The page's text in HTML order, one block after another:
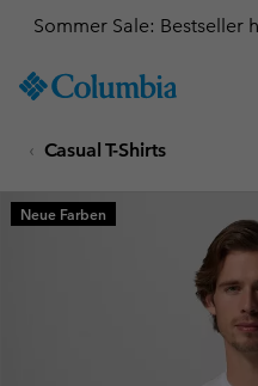
TO
SKIP
MAIN
NAV
Sommer Sale: Bestseller
Casual T-Shirts
Neue Farben